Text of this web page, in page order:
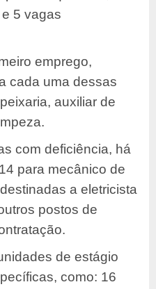
5 vagas
emprego,
cada uma dessas
auxiliar de
com deficiência, há
para mecânico de
a eletricista
postos de
de estágio
como: 16